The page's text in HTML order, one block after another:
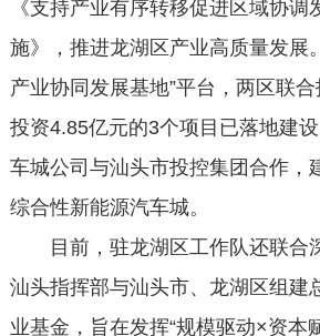
《支持产业有序转移促进区域协调
施》，推进龙湖区产业高质量发展
产业协同发展基地”平台，两区联
投资4.85亿元的3个项目已落地建
车城公司与汕头市投控集团合作，
综合性新能源汽车城。
目前，驻龙湖区工作队还联合
汕头指挥部与汕头市、龙湖区组建
业基金，旨在发挥“规模驱动×资本